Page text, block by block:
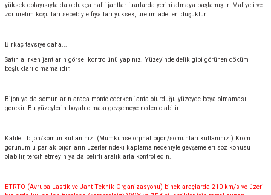
yüksek dolayısıyla da oldukça hafif jantlar fuarlarda yerini almaya başlamıştır. Maliyeti ve
zor üretim koşulları sebebiyle fiyatları yüksek, üretim adetleri düşüktür.
Birkaç tavsiye daha...
Satın alırken jantların görsel kontrolünü yapınız. Yüzeyinde delik gibi görünen döküm
boşlukları olmamalıdır.
Bijon ya da somunların araca monte ederken janta oturduğu yüzeyde boya olmaması
gerekir. Bu yüzeylerin boyalı olması gevşemeye neden olabilir.
Kaliteli bijon/somun kullanınız. (Mümkünse orjinal bijon/somunları kullanınız.) Krom
görünümlü parlak bijonların üzerlerindeki kaplama nedeniyle gevşemeleri söz konusu
olabilir, tercih etmeyin ya da belirli aralıklarla kontrol edin.
ETRTO (Avrupa Lastik ve Jant Teknik Organizasyonu) binek araçlarda 210 km/s ve üzeri